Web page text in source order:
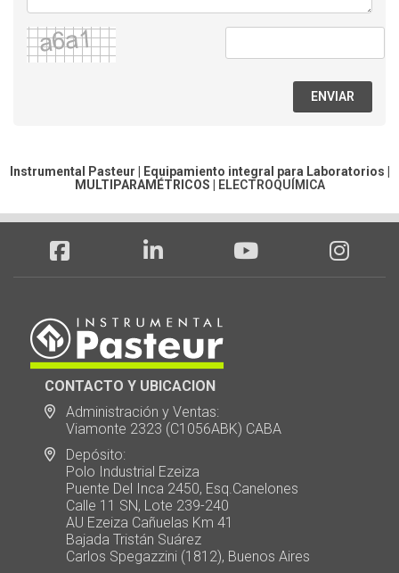
ENVIAR
Instrumental Pasteur | Equipamiento integral para Laboratorios |
MULTIPARAMÉTRICOS
ELECTROQUÍMICA
CONTACTO Y UBICACION
Administración y Ventas:
Viamonte 2323 (C1056ABK) CABA
Depósito:
Polo Industrial Ezeiza
Puente Del Inca 2450, Esq.Canelones
Calle 11 SN, Lote 239-240
AU Ezeiza Cañuelas Km 41
Bajada Tristán Suárez
Carlos Spegazzini (1812), Buenos Aires